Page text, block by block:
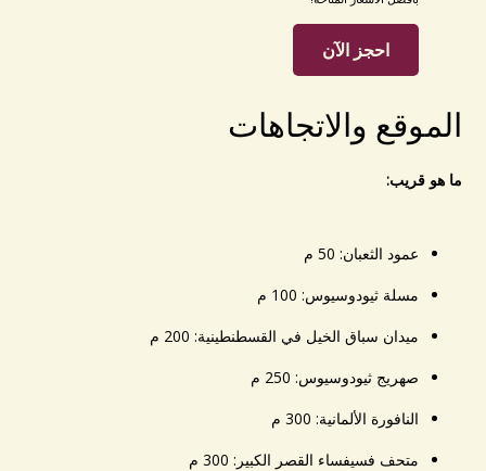
احجز الآن
الموقع والاتجاهات
ما هو قريب:
عمود الثعبان: 50 م
مسلة ثيودوسيوس: 100 م
ميدان سباق الخيل في القسطنطينية: 200 م
صهريج ثيودوسيوس: 250 م
النافورة الألمانية: 300 م
متحف فسيفساء القصر الكبير: 300 م